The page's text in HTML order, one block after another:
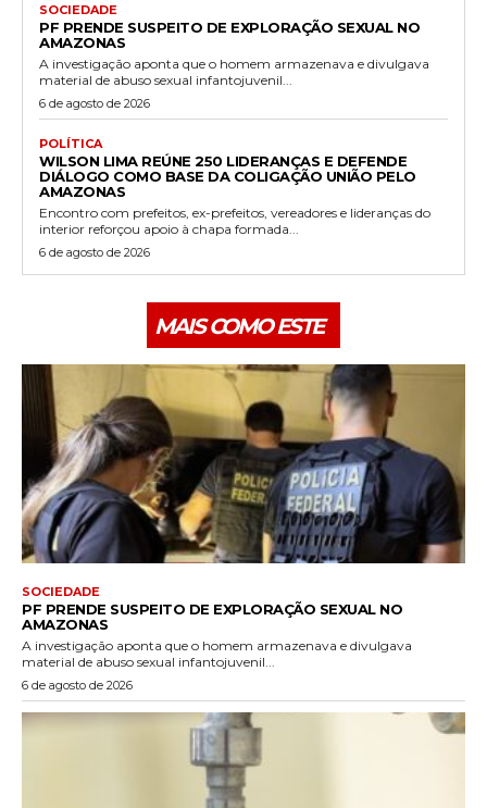
SOCIEDADE
PF PRENDE SUSPEITO DE EXPLORAÇÃO SEXUAL NO
AMAZONAS
A investigação aponta que o homem armazenava e divulgava
material de abuso sexual infantojuvenil...
6 de agosto de 2026
POLÍTICA
WILSON LIMA REÚNE 250 LIDERANÇAS E DEFENDE
DIÁLOGO COMO BASE DA COLIGAÇÃO UNIÃO PELO
AMAZONAS
Encontro com prefeitos, ex-prefeitos, vereadores e lideranças do
interior reforçou apoio à chapa formada...
6 de agosto de 2026
MAIS COMO ESTE
SOCIEDADE
PF PRENDE SUSPEITO DE EXPLORAÇÃO SEXUAL NO
AMAZONAS
A investigação aponta que o homem armazenava e divulgava
material de abuso sexual infantojuvenil...
6 de agosto de 2026